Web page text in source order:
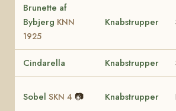
Brunette af
Bybjerg KNN
1925
Knabstrupper
Cindarella Knabstrupper
Sobel SKN 4 📷 Knabstrupper